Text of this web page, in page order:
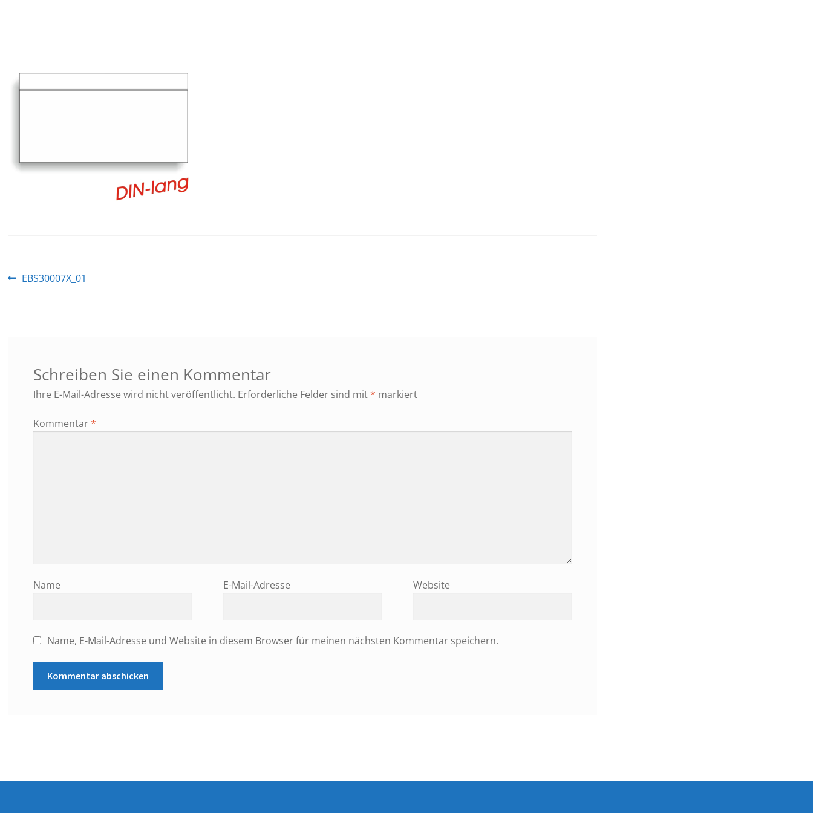
Beitragsnavigation
Vorheriger
EBS30007X_01
Schreiben Sie einen Kommentar
Ihre E-Mail-Adresse wird nicht veröffentlicht. Erforderliche Felder sind mit* markiert
Kommentar*
Name E-Mail-Adresse Website
Name, E-Mail-Adresse und Website in diesem Browser für meinen nächsten Kommentar speichern.